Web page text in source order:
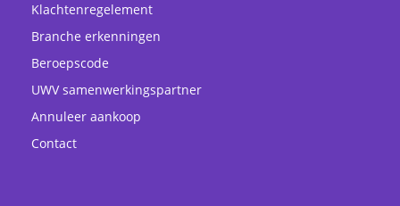
Klachtenregelement
Branche erkenningen
Beroepscode
UWV samenwerkingspartner
Annuleer aankoop
Contact